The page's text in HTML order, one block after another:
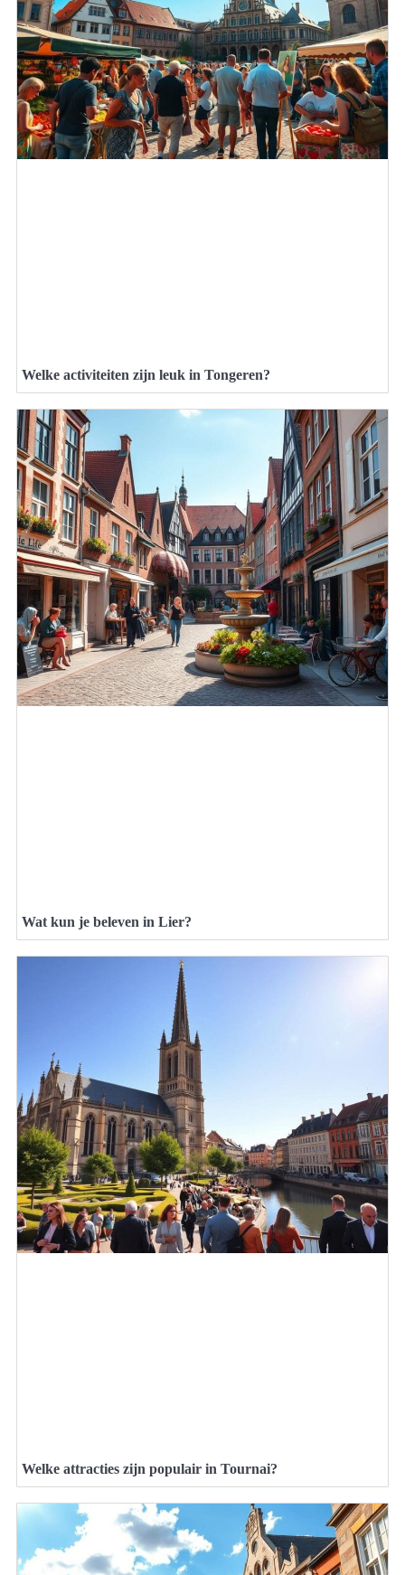
Welke activiteiten zijn leuk in Tongeren?
Wat kun je beleven in Lier?
Welke attracties zijn populair in Tournai?